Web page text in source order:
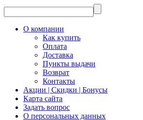
О компании
Как купить
Оплата
Доставка
Пункты выдачи
Возврат
Контакты
Акции | Скидки | Бонусы
Карта сайта
Задать вопрос
О персональных данных